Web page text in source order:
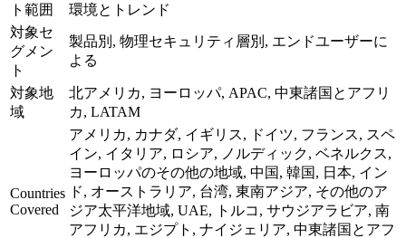
ト範囲
環境とトレンド
対象セ
グメン
ト
製品別, 物理セキュリティ層別, エンドユーザーに
よる
対象地
域
北アメリカ, ヨーロッパ, APAC, 中東諸国とアフリ
カ, LATAM
Countries
Covered
アメリカ, カナダ, イギリス, ドイツ, フランス, スペ
イン, イタリア, ロシア, ノルディック, ベネルクス,
ヨーロッパのその他の地域, 中国, 韓国, 日本, イン
ド, オーストラリア, 台湾, 東南アジア, その他のア
ジア太平洋地域, UAE, トルコ, サウジアラビア, 南
アフリカ, エジプト, ナイジェリア, 中東諸国とアフ